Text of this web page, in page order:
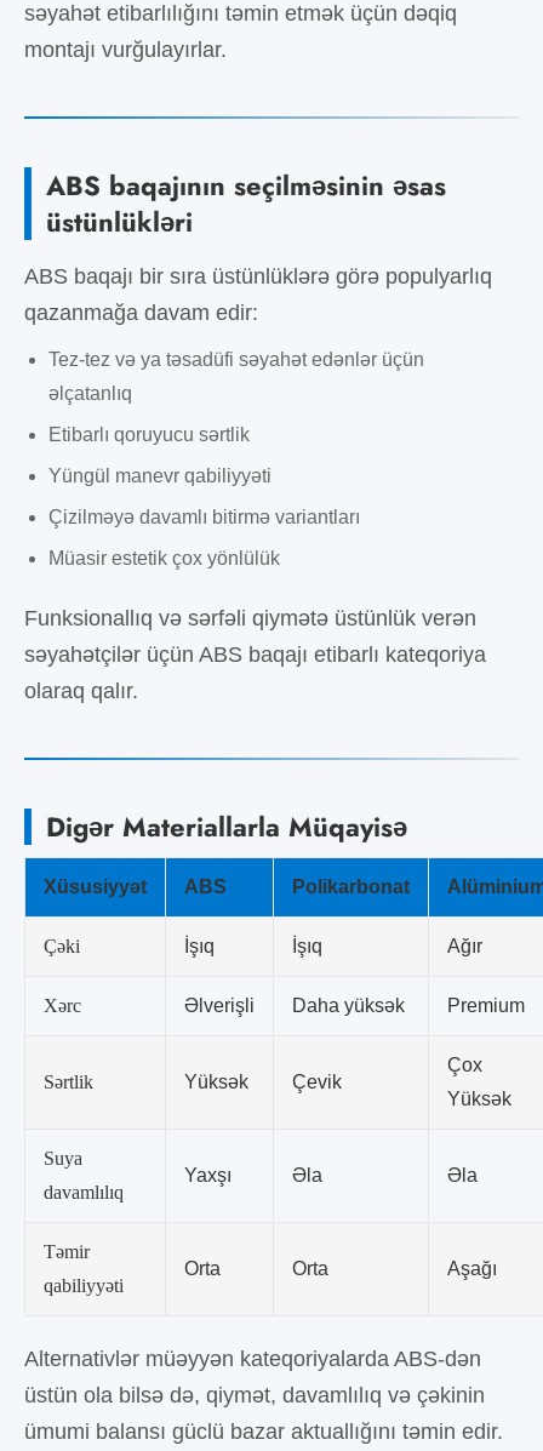
səyahət etibarlılığını təmin etmək üçün dəqiq
montajı vurğulayırlar.
ABS baqajının seçilməsinin əsas
üstünlükləri
ABS baqajı bir sıra üstünlüklərə görə populyarlıq
qazanmağa davam edir:
Tez-tez və ya təsadüfi səyahət edənlər üçün
əlçatanlıq
Etibarlı qoruyucu sərtlik
Yüngül manevr qabiliyyəti
Çizilməyə davamlı bitirmə variantları
Müasir estetik çox yönlülük
Funksionallıq və sərfəli qiymətə üstünlük verən
səyahətçilər üçün ABS baqajı etibarlı kateqoriya
olaraq qalır.
Digər Materiallarla Müqayisə
Xüsusiyyət ABS Polikarbonat
Çəki İşıq İşıq Ağır
Xərc Əlverişli Daha yüksək Premium
Sərtlik Yüksək Çevik
Çox
Yüksək
Suya
davamlılıq
Yaxşı Əla Əla
Təmir
qabiliyyəti
Orta Orta Aşağı
Alternativlər müəyyən kateqoriyalarda ABS-dən
üstün ola bilsə də, qiymət, davamlılıq və çəkinin
ümumi balansı güclü bazar aktuallığını təmin edir.